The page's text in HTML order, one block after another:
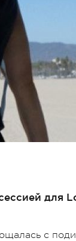
для
с